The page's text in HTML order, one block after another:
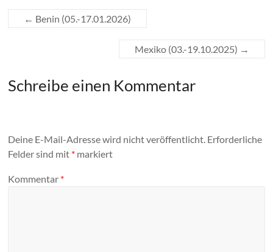
← Benin (05.-17.01.2026)
Mexiko (03.-19.10.2025) →
Schreibe einen Kommentar
Deine E-Mail-Adresse wird nicht veröffentlicht. Erforderliche
Felder sind mit * markiert
Kommentar *